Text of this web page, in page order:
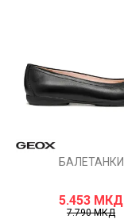
БАЛЕТАНКИ
5.453 МКД
7.790МКД